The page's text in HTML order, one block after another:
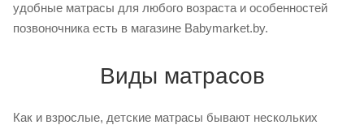
удобные матрасы для любого возраста и особенностей
позвоночника есть в магазине Babymarket.by.
Виды матрасов
Как и взрослые, детские матрасы бывают нескольких